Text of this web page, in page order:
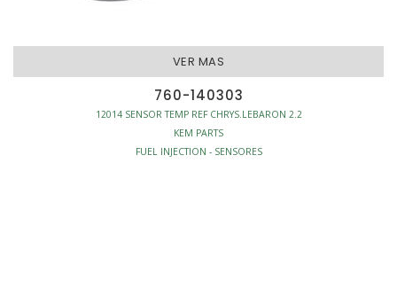
VER MAS
760-140303
12014 SENSOR TEMP REF CHRYS.LEBARON 2.2
KEM PARTS
FUEL INJECTION - SENSORES